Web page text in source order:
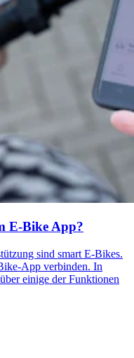
E-Bike App?
sind smart E-Bikes.
App verbinden. In
einige der Funktionen